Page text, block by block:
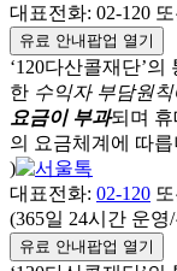
대표전화: 02-120
유료 안내팝업 열기
‘120다산콜재단’
한 수익자 부담원
요금이 부과되며
의 요금체계에 따릅
)
대표전화: 02-120
(365일 24시간 운영
유료 안내팝업 열기